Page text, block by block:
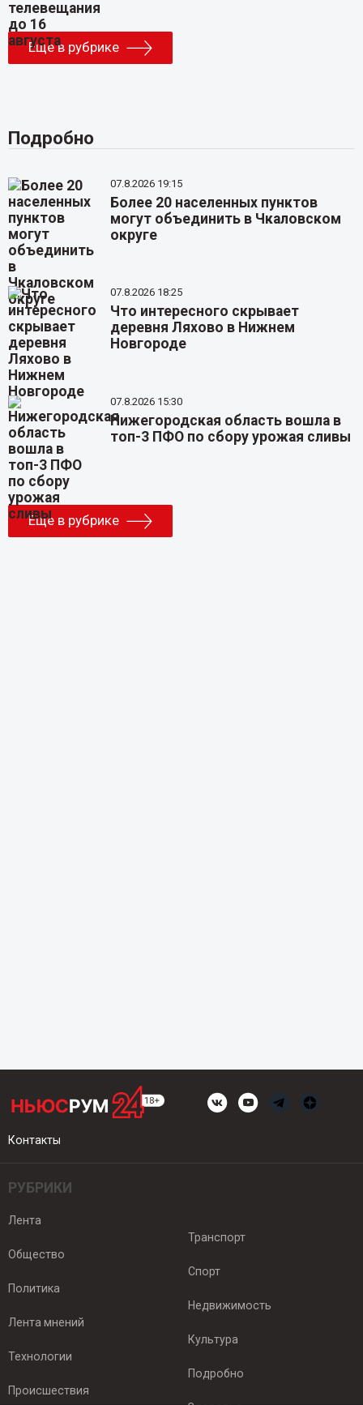
Еще в рубрике
Подробно
07.8.2026 19:15
Более 20 населенных пунктов
могут объединить в Чкаловском
округе
07.8.2026 18:25
Что интересного скрывает
деревня Ляхово в Нижнем
Новгороде
07.8.2026 15:30
Нижегородская область вошла в
топ-3 ПФО по сбору урожая сливы
Еще в рубрике
Контакты
РУБРИКИ
Лента
Общество
Политика
Лента мнений
Технологии
Происшествия
Транспорт
Спорт
Недвижимость
Культура
Подробно